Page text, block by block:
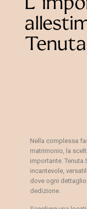
Nella complessa
matrimonio, la
importante. Tenuta
incantevole,
dove ogni
dedizione.